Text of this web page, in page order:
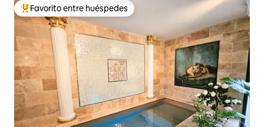
Favorito entre los huéspedes más destacados
Favorito entre huéspedes